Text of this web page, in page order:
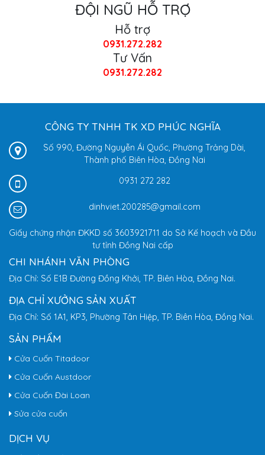
ĐỘI NGŨ HỖ TRỢ
Hỗ trợ
0931.272.282
Tư Vấn
0931.272.282
CÔNG TY TNHH TK XD PHÚC NGHĨA
Số 990, Đường Nguyễn Ái Quốc, Phường Trảng Dài,
Thành phố Biên Hòa, Đồng Nai
0931 272 282
dinhviet.200285@gmail.com
Giấy chứng nhận ĐKKD số 3603921711 do Sở Kế hoạch và Đầu
tư tỉnh Đồng Nai cấp
CHI NHÁNH VĂN PHÒNG
Địa Chỉ: Số E1B Đường Đồng Khởi, TP. Biên Hòa, Đồng Nai.
ĐỊA CHỈ XƯỞNG SẢN XUẤT
Địa Chỉ: Số 1A1, KP3, Phường Tân Hiệp, TP. Biên Hòa, Đồng Nai.
SẢN PHẨM
Cửa Cuốn Titadoor
Cửa Cuốn Austdoor
Cửa Cuốn Đài Loan
Sửa cửa cuốn
DỊCH VỤ